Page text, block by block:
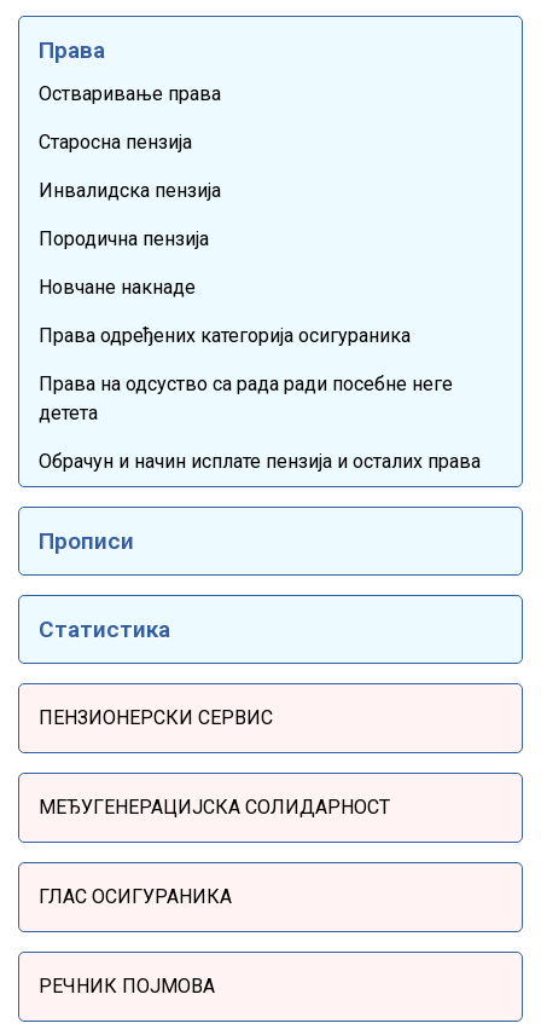
Права
Остваривање права
Старосна пензија
Инвалидска пензија
Породична пензија
Новчане накнаде
Права одређених категорија осигураника
Права на одсуство са рада ради посебне неге
детета
Обрачун и начин исплате пензија и осталих права
Прописи
Статистика
ПЕНЗИОНЕРСКИ СЕРВИС
МЕЂУГЕНЕРАЦИЈСКА СОЛИДАРНОСТ
ГЛАС ОСИГУРАНИКА
РЕЧНИК ПОЈМОВА